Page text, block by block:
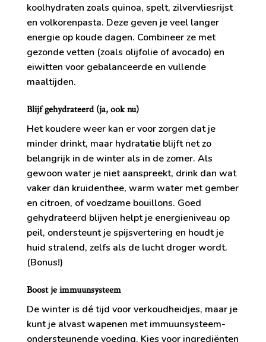
koolhydraten zoals quinoa, spelt, zilvervliesrijst
en volkorenpasta. Deze geven je veel langer
energie op koude dagen. Combineer ze met
gezonde vetten (zoals olijfolie of avocado) en
eiwitten voor gebalanceerde en vullende
maaltijden.
Blijf gehydrateerd (ja, ook nu)
Het koudere weer kan er voor zorgen dat je
minder drinkt, maar hydratatie blijft net zo
belangrijk in de winter als in de zomer. Als
gewoon water je niet aanspreekt, drink dan wat
vaker dan kruidenthee, warm water met gember
en citroen, of voedzame bouillons. Goed
gehydrateerd blijven helpt je energieniveau op
peil, ondersteunt je spijsvertering en houdt je
huid stralend, zelfs als de lucht droger wordt.
(Bonus!)
Boost je immuunsysteem
De winter is dé tijd voor verkoudheidjes, maar je
kunt je alvast wapenen met immuunsysteem-
ondersteunende voeding. Kies voor ingrediënten